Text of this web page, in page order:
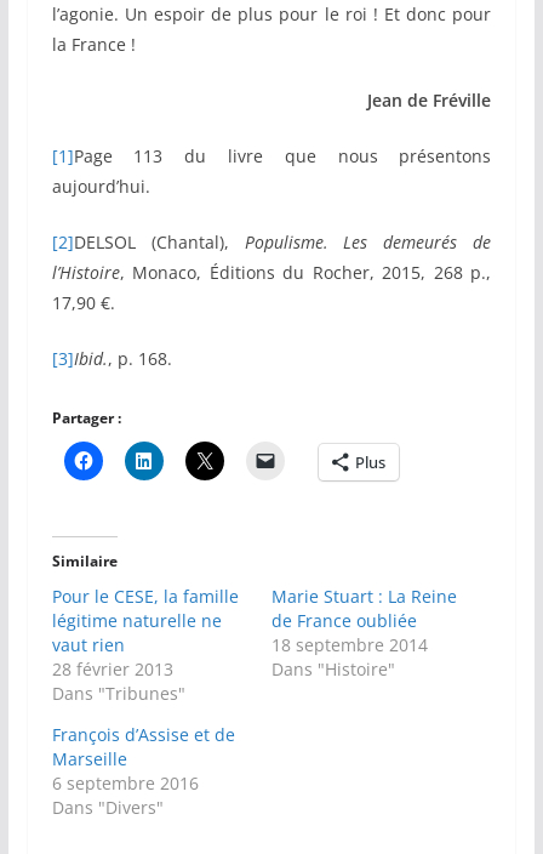
l’agonie. Un espoir de plus pour le roi ! Et donc pour
la France !
Jean de Fréville
[1]Page 113 du livre que nous présentons
aujourd’hui.
[2]DELSOL (Chantal), Populisme. Les demeurés de
l’Histoire, Monaco, Éditions du Rocher, 2015, 268 p.,
17,90 €.
[3]Ibid., p. 168.
Partager :
Plus
Similaire
Pour le CESE, la famille
légitime naturelle ne
vaut rien
28 février 2013
Dans "Tribunes"
Marie Stuart : La Reine
de France oubliée
18 septembre 2014
Dans "Histoire"
François d’Assise et de
Marseille
6 septembre 2016
Dans "Divers"